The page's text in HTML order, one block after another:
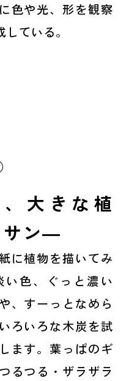
色や光、形を観察
ている。
、大きな植
サン―
に植物を描いてみ
い色、ぐっと濃い
、すーっとなめら
ろいろな木炭を試
ます。葉っぱのギ
るつる・ザラザラ